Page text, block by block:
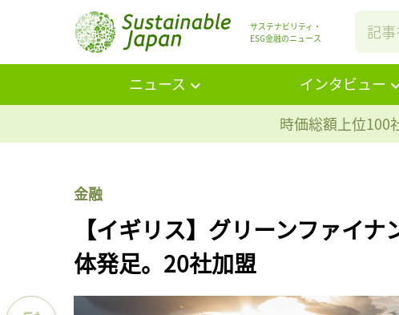
サステナビリティ・
ESG金融のニュース
ニュース インタビュー
時価総額上位100
金融
【イギリス】グリーンファイ
体発足。20社加盟